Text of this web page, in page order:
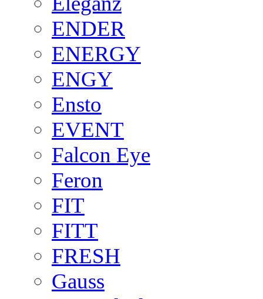
ENDER
ENERGY
ENGY
Ensto
EVENT
Falcon Eye
Feron
FIT
FITT
FRESH
Gauss